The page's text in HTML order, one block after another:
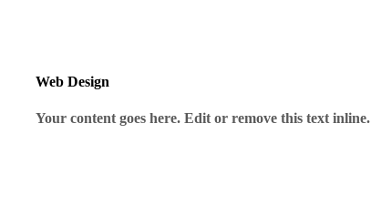
Web Design
Your content goes here. Edit or remove this text inline.